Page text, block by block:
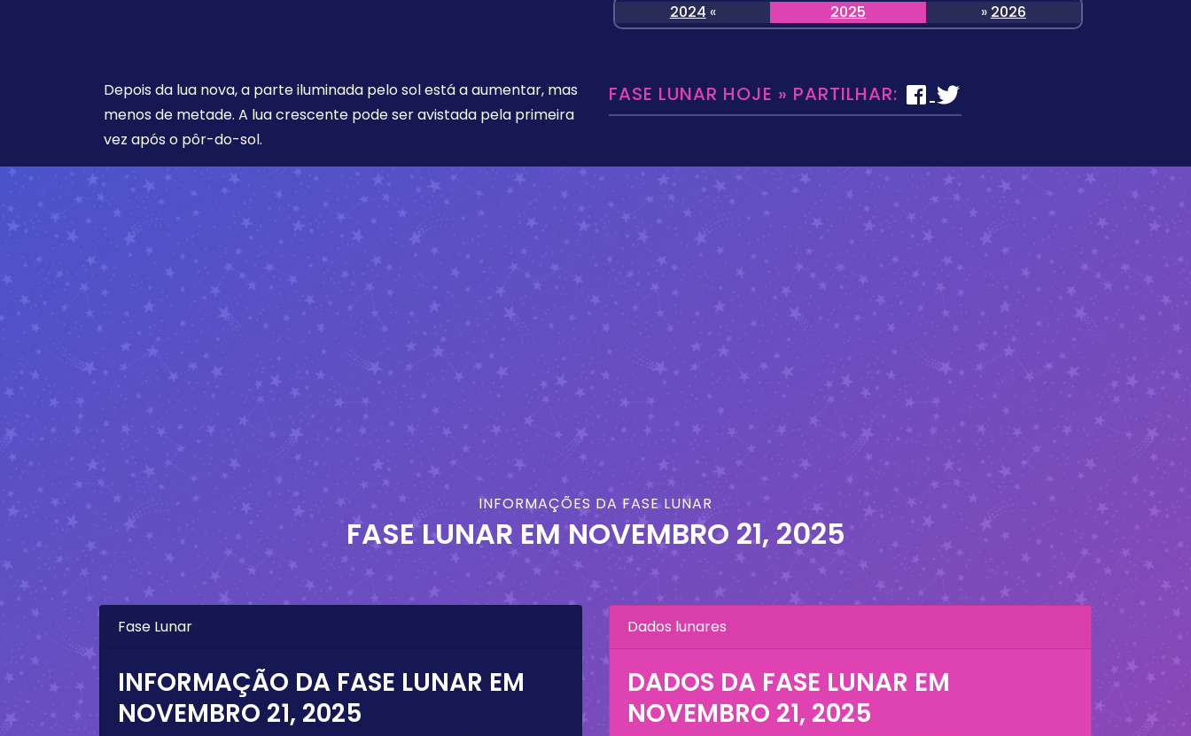
2024 « 2025 » 2026
Depois da lua nova, a parte iluminada pelo sol está a aumentar, mas
menos de metade. A lua crescente pode ser avistada pela primeira
vez após o pôr-do-sol.
FASE LUNAR HOJE » PARTILHAR:
INFORMAÇÕES DA FASE LUNAR
FASE LUNAR EMNOVEMBRO 21, 2025
Fase Lunar
INFORMAÇÃO DA FASE LUNAR EM
NOVEMBRO 21, 2025
Dados lunares
DADOS DA FASE LUNAR EM
NOVEMBRO 21, 2025